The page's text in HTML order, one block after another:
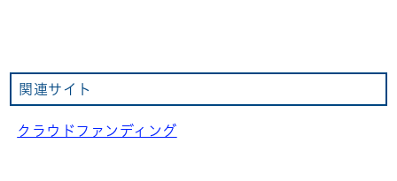
関連サイト
クラウドファンディング